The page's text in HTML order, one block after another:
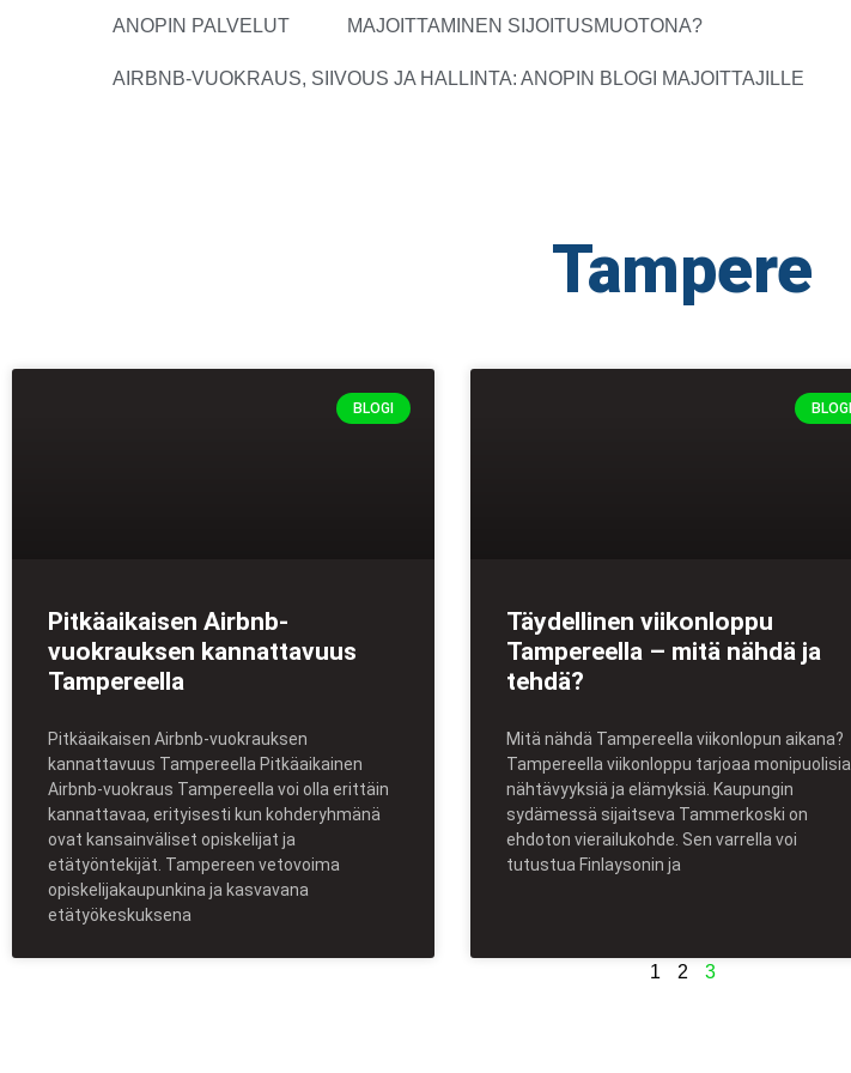
ANOPIN PALVELUT MAJOITTAMINEN SIJOITUSMUOTONA?
AIRBNB-VUOKRAUS, SIIVOUS JA HALLINTA: ANOPIN BLOGI MAJOITTAJILLE
Tampere
BLOGI
Pitkäaikaisen Airbnb-
vuokrauksen kannattavuus
Tampereella
Pitkäaikaisen Airbnb-vuokrauksen
kannattavuus Tampereella Pitkäaikainen
Airbnb-vuokraus Tampereella voi olla erittäin
kannattavaa, erityisesti kun kohderyhmänä
ovat kansainväliset opiskelijat ja
etätyöntekijät. Tampereen vetovoima
opiskelijakaupunkina ja kasvavana
etätyökeskuksena
BLOGI
Täydellinen viikonloppu
Tampereella – mitä nähdä ja
tehdä?
Mitä nähdä Tampereella viikonlopun aikana?
Tampereella viikonloppu tarjoaa monipuolisia
nähtävyyksiä ja elämyksiä. Kaupungin
sydämessä sijaitseva Tammerkoski on
ehdoton vierailukohde. Sen varrella voi
tutustua Finlaysonin ja
1 2 3